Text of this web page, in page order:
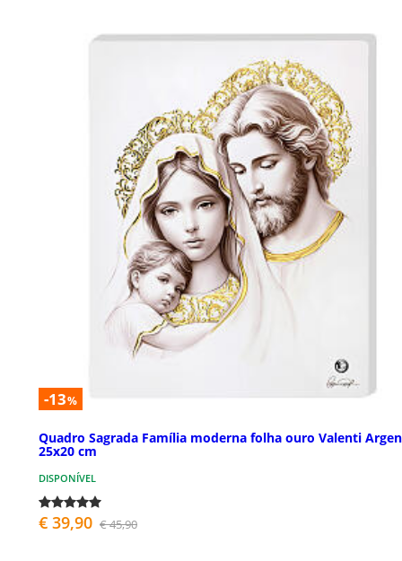
-13%
Quadro Sagrada Família moderna folha ouro Valenti
25x20 cm
DISPONÍVEL
€ 39,90 € 45,90